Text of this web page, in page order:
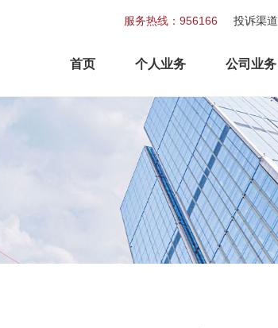
服务热线：956166 投诉渠道
首页 个人业务 公司业务